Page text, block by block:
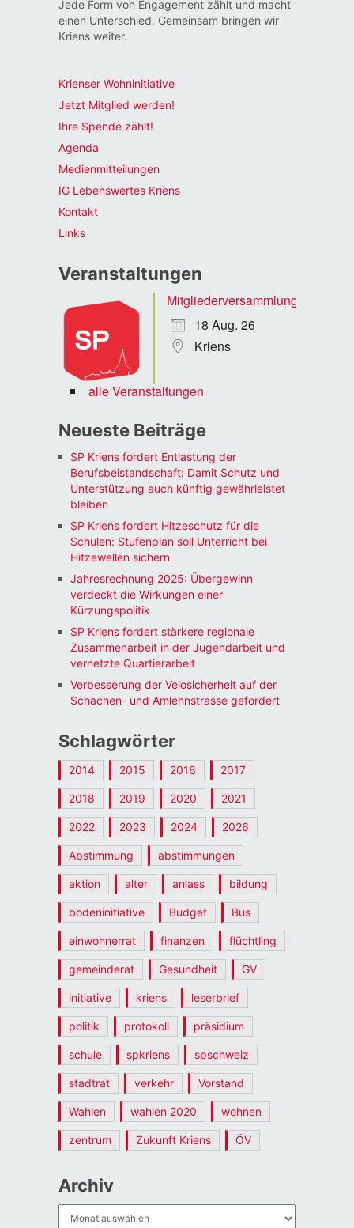
Jede Form von Engagement zählt und macht
einen Unterschied. Gemeinsam bringen wir
Kriens weiter.
Krienser Wohninitiative
Jetzt Mitglied werden!
Ihre Spende zählt!
Agenda
Medienmitteilungen
IG Lebenswertes Kriens
Kontakt
Links
Veranstaltungen
Mitgliederversammlung
18 Aug. 26
Kriens
alle Veranstaltungen
Neueste Beiträge
SP Kriens fordert Entlastung der
Berufsbeistandschaft: Damit Schutz und
Unterstützung auch künftig gewährleistet
bleiben
SP Kriens fordert Hitzeschutz für die
Schulen: Stufenplan soll Unterricht bei
Hitzewellen sichern
Jahresrechnung 2025: Übergewinn
verdeckt die Wirkungen einer
Kürzungspolitik
SP Kriens fordert stärkere regionale
Zusammenarbeit in der Jugendarbeit und
vernetzte Quartierarbeit
Verbesserung der Velosicherheit auf der
Schachen- und Amlehnstrasse gefordert
Schlagwörter
2014 2015 2016 2017
2018 2019 2020 2021
2022 2023 2024 2026
Abstimmung abstimmungen
aktion alter anlass bildung
bodeninitiative Budget Bus
einwohnerrat finanzen flüchtling
gemeinderat Gesundheit GV
initiative kriens leserbrief
politik protokoll präsidium
schule spkriens spschweiz
stadtrat verkehr Vorstand
Wahlen wahlen 2020 wohnen
zentrum Zukunft Kriens ÖV
Archiv